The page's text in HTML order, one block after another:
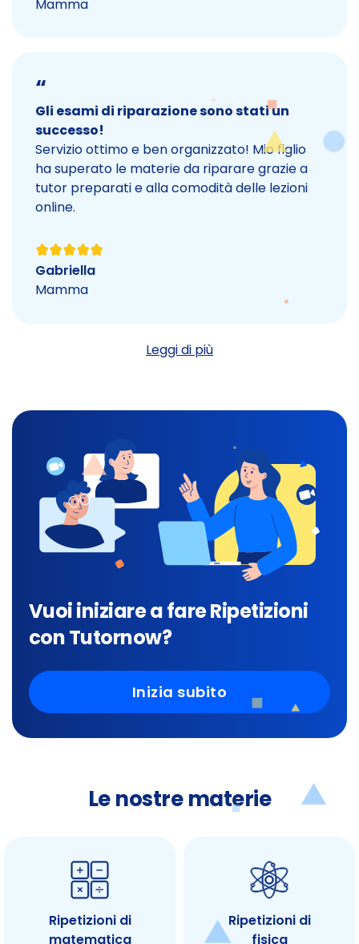
Mamma
“
Gli esami di riparazione sono stati un
successo!
Servizio ottimo e ben organizzato! Mio figlio
ha superato le materie da riparare grazie a
tutor preparati e alla comodità delle lezioni
online.
Gabriella
Mamma
Leggi di più
Vuoi iniziare a fare Ripetizioni
con Tutornow?
Inizia subito
Le nostre materie
Ripetizioni di
matematica
Ripetizioni di
fisica